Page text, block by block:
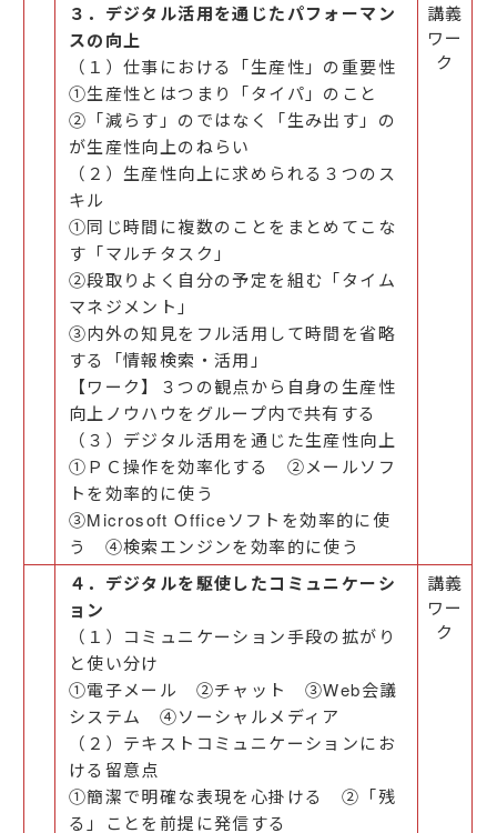
３．デジタル活用を通じたパフォーマン
スの向上
（１）仕事における「生産性」の重要性
①生産性とはつまり「タイパ」のこと
②「減らす」のではなく「生み出す」の
が生産性向上のねらい
（２）生産性向上に求められる３つのス
キル
①同じ時間に複数のことをまとめてこな
す「マルチタスク」
②段取りよく自分の予定を組む「タイム
マネジメント」
③内外の知見をフル活用して時間を省略
する「情報検索・活用」
【ワーク】３つの観点から自身の生産性
向上ノウハウをグループ内で共有する
（３）デジタル活用を通じた生産性向上
①ＰＣ操作を効率化する ②メールソフ
トを効率的に使う
③Microsoft Officeソフトを効率的に使
う ④検索エンジンを効率的に使う
講義
ワー
ク
４．デジタルを駆使したコミュニケーシ
ョン
（１）コミュニケーション手段の拡がり
と使い分け
①電子メール ②チャット ③Web会議
システム ④ソーシャルメディア
（２）テキストコミュニケーションにお
ける留意点
①簡潔で明確な表現を心掛ける ②「残
る」ことを前提に発信する
講義
ワー
ク